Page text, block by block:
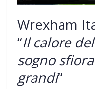
Wrexham
“Il calore
sogno
grandi“